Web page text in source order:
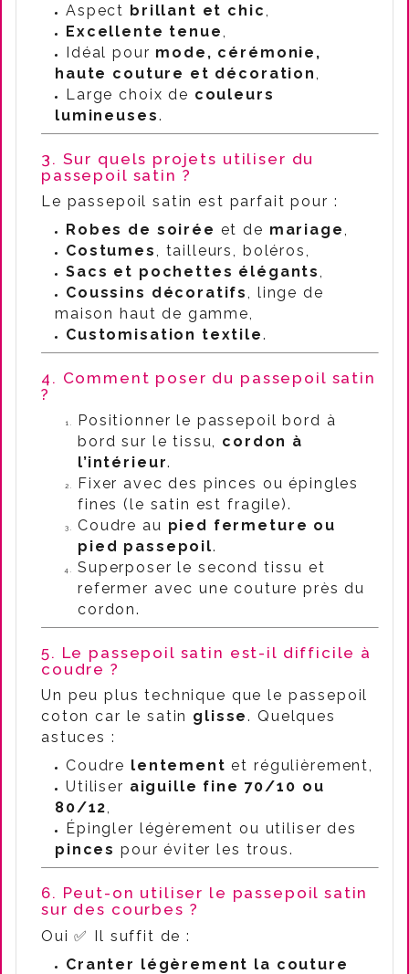
Aspect brillant et chic
Excellente tenue
Idéal pour mode, cérémonie,
haute couture et décoration
Large choix de couleurs
lumineuses.
3. Sur quels projets utiliser du
passepoil satin ?
Le passepoil satin est parfait pour :
Robes de soirée et de mariage
Costumes
, tailleurs, boléros,
Sacs et pochettes élégants
Coussins décoratifs
, linge de
maison haut de gamme,
Customisation textile.
4. Comment poser du passepoil satin
?
Positionner le passepoil bord à
bord sur le tissu, cordon à
l’intérieur.
Fixer avec des pinces ou épingles
fines (le satin est fragile).
Coudre au pied fermeture ou
pied passepoil.
Superposer le second tissu et
refermer avec une couture près du
cordon.
5. Le passepoil satin est-il difficile à
coudre ?
Un peu plus technique que le passepoil
coton car le satin glisse. Quelques
astuces :
Coudre lentement et régulièrement,
Utiliser aiguille fine 70/10 ou
80/12
Épingler légèrement ou utiliser des
pinces pour éviter les trous.
6. Peut-on utiliser le passepoil satin
sur des courbes ?
Oui ✅ Il suffit de :
Cranter légèrement la couture